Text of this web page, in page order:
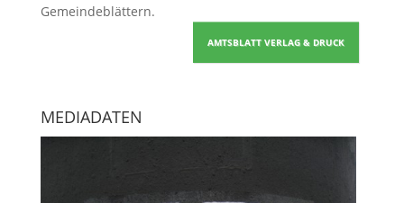
Gemeindeblättern.
AMTSBLATT VERLAG & DRUCK
MEDIADATEN